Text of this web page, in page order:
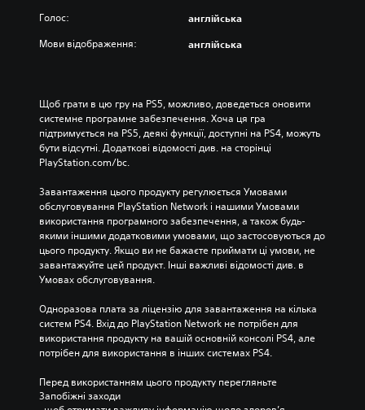
Голос: англійська
Мови відображення: англійська
Щоб грати в цю гру на PS5, можливо, доведеться оновити
системне програмне забезпечення. Хоча ця гра
підтримується на PS5, деякі функції, доступні на PS4, можуть
бути відсутні. Додаткові відомості див. на сторінці
PlayStation.com/bc.
Завантаження цього продукту регулюється Умовами
обслуговування PlayStation Network і нашими Умовами
використання програмного забезпечення, а також будь-
якими іншими додатковими умовами, що застосовуються до
цього продукту. Якщо ви не бажаєте приймати ці умови, не
завантажуйте цей продукт. Інші важливі відомості див. в
Умовах обслуговування.
Одноразова плата за ліцензію для завантаження на кілька
систем PS4. Вхід до PlayStation Network не потрібен для
використання продукту на вашій основній консолі PS4, але
потрібен для використання в інших системах PS4.
Перед використанням цього продукту перегляньте
Запобіжні заходи